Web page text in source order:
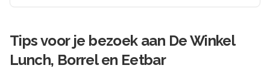
Tips voor je bezoek aan De Winkel
Lunch, Borrel en Eetbar